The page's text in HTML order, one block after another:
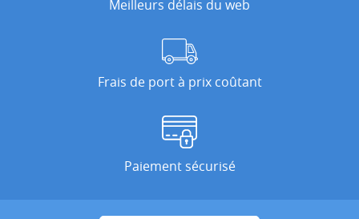
Meilleurs délais du web
Frais de port à prix coûtant
Paiement sécurisé